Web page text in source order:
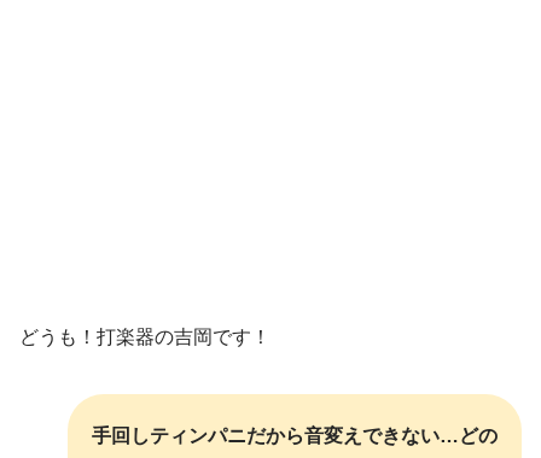
どうも！打楽器の吉岡です！
手回しティンパニだから音変えできない…どの